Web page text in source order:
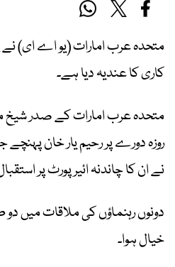
متحدہ عرب امارات (یو اے ای) نے
کاری کا عندیہ دیا ہے۔
متحدہ عرب امارات کے صدر شیخ
روزہ دورے پر رحیم یار خان
نے ان کا چاندنہ ائیرپورٹ پر
دونوں رہنماؤں کی ملاقات میں دو
خیال ہوا۔